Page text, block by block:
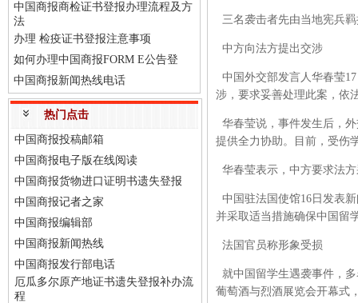
中国商报商检证书登报办理流程及方
法
办理 检疫证书登报注意事项
如何办理中国商报FORM E公告登
中国商报新闻热线电话
热门点击
中国商报投稿邮箱
中国商报电子版在线阅读
中国商报货物进口证明书遗失登报
中国商报记者之家
中国商报编辑部
中国商报新闻热线
中国商报发行部电话
厄瓜多尔原产地证书遗失登报补办流
程
三名袭击者先由当地宪兵
中方向法方提出交涉
中国外交部发言人华春莹
涉，要求妥善处理此案，依
华春莹说，事件发生后，
提供全力协助。目前，受伤
华春莹表示，中方要求法
中国驻法国使馆16日发表
并采取适当措施确保中国留
法国官员称形象受损
就中国留学生遇袭事件，
葡萄酒与烈酒展览会开幕式